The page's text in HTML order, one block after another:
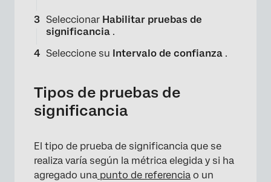
×
Seleccionar Habilitar pruebas de
significancia .
Seleccione su Intervalo de confianza .
Tipos de pruebas de
significancia
El tipo de prueba de significancia que se
realiza varía según la métrica elegida y si ha
agregado una punto de referencia o un